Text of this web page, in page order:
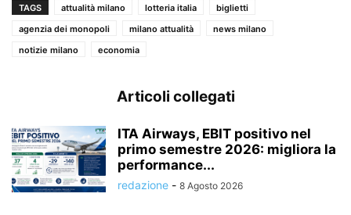
TAGS attualità milano lotteria italia
biglietti
agenzia dei monopoli
milano attualità
news milano
notizie milano
economia
Articoli collegati
ITA Airways, EBIT positivo nel
primo semestre 2026: migliora la
performance...
redazione - 8 Agosto 2026